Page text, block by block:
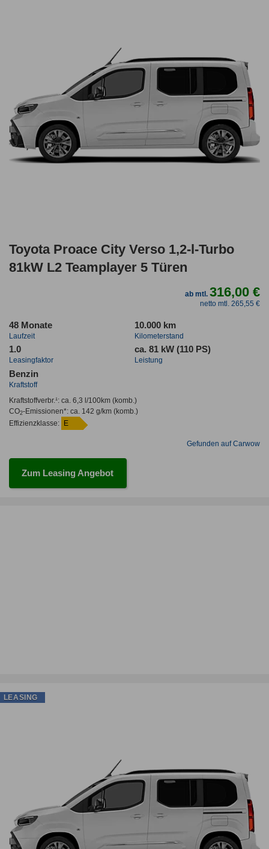
Toyota Proace City Verso 1,2-l-Turbo
81kW L2 Teamplayer 5 Türen
ab mtl.316,00 €
netto mtl. 265,55 €
48 Monate
Laufzeit
10.000 km
Kilometerstand
1.0
Leasingfaktor
ca. 81 kW (110 PS)
Leistung
Benzin
Kraftstoff
Kraftstoffverbr.¹: ca. 6,3 l/100km(komb.)
CO2-Emissionen*: ca. 142 g/km(komb.)
Effizienzklasse:
E
Gefunden auf Carwow
Zum Leasing Angebot
LEASING